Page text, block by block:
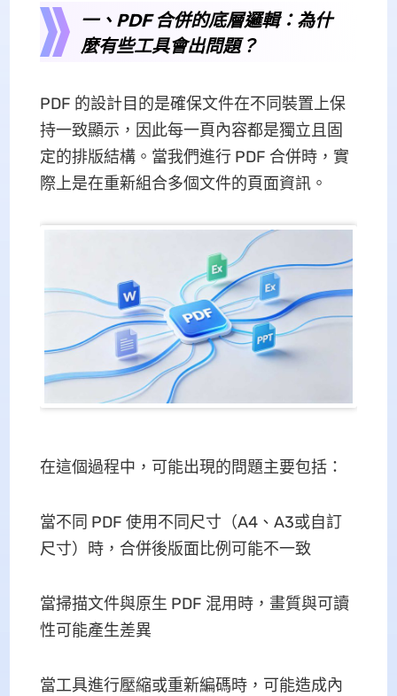
一、PDF 合併的底層邏輯：為什
麼有些工具會出問題？
PDF 的設計目的是確保文件在不同裝置上保
持一致顯示，因此每一頁內容都是獨立且固
定的排版結構。當我們進行 PDF 合併時，實
際上是在重新組合多個文件的頁面資訊。
在這個過程中，可能出現的問題主要包括：
當不同 PDF 使用不同尺寸（A4、A3或自訂
尺寸）時，合併後版面比例可能不一致
當掃描文件與原生 PDF 混用時，畫質與可讀
性可能產生差異
當工具進行壓縮或重新編碼時，可能造成內